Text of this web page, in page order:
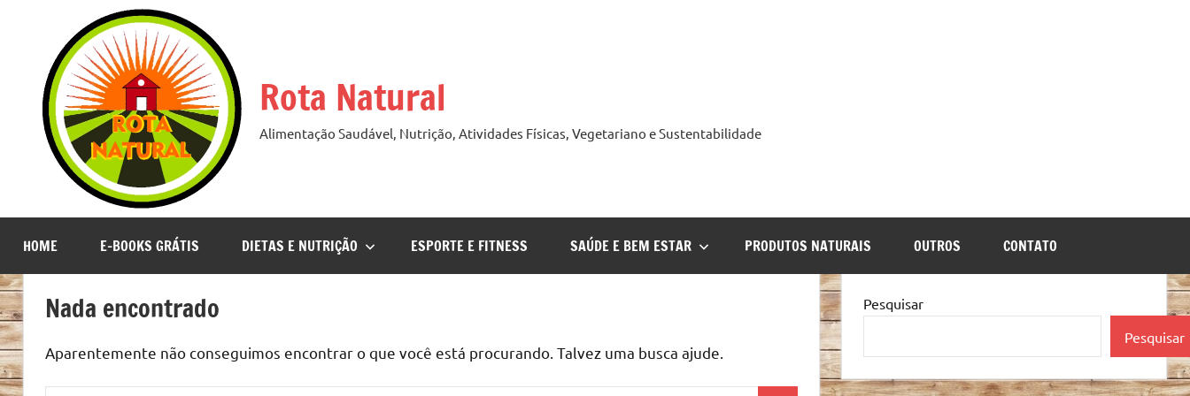
conteúdo
Rota Natural
Alimentação Saudável, Nutrição, Atividades Físicas, Vegetariano e Sustentabilidade
HOME E-BOOKS GRÁTIS DIETAS E NUTRIÇÃO ESPORTE E FITNESS SAÚDE E BEM ESTAR PRODUTOS NATURAIS OUTROS CONTATO
Nada encontrado
Aparentemente não conseguimos encontrar o que você está procurando. Talvez uma busca ajude.
Pesquisar
Pesquisar